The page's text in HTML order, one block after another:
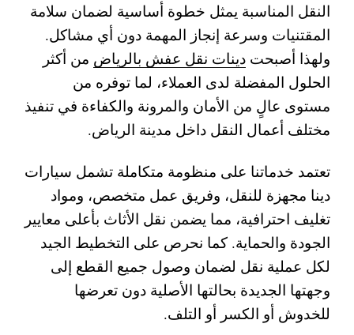
النقل المناسبة يمثل خطوة أساسية لضمان سلامة
المقتنيات وسرعة إنجاز المهمة دون أي مشاكل.
ولهذا أصبحت دينات نقل عفش بالرياض من أكثر
الحلول المفضلة لدى العملاء، لما توفره من
مستوى عالٍ من الأمان والمرونة والكفاءة في تنفيذ
مختلف أعمال النقل داخل مدينة الرياض.
تعتمد خدماتنا على منظومة متكاملة تشمل سيارات
دينا مجهزة للنقل، وفريق عمل متخصص، ومواد
تغليف احترافية، مما يضمن نقل الأثاث بأعلى معايير
الجودة والحماية. كما نحرص على التخطيط الجيد
لكل عملية نقل لضمان وصول جميع القطع إلى
وجهتها الجديدة بحالتها الأصلية دون تعرضها
للخدوش أو الكسر أو التلف.